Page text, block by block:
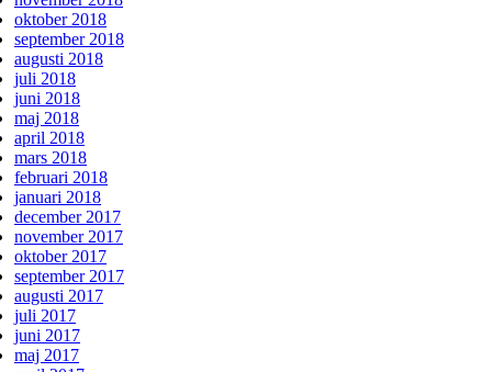
oktober 2018
september 2018
augusti 2018
juli 2018
juni 2018
maj 2018
april 2018
mars 2018
februari 2018
januari 2018
december 2017
november 2017
oktober 2017
september 2017
augusti 2017
juli 2017
juni 2017
maj 2017